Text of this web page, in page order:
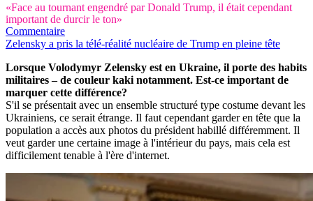
«Face au tournant engendré par Donald Trump, il était cependant
important de durcir le ton»
Commentaire
Zelensky a pris la télé-réalité nucléaire de Trump en pleine tête
Lorsque Volodymyr Zelensky est en Ukraine, il porte des habits
militaires – de couleur kaki notamment. Est-ce important de
marquer cette différence?
S'il se présentait avec un ensemble structuré type costume devant les
Ukrainiens, ce serait étrange. Il faut cependant garder en tête que la
population a accès aux photos du président habillé différemment. Il
veut garder une certaine image à l'intérieur du pays, mais cela est
difficilement tenable à l'ère d'internet.